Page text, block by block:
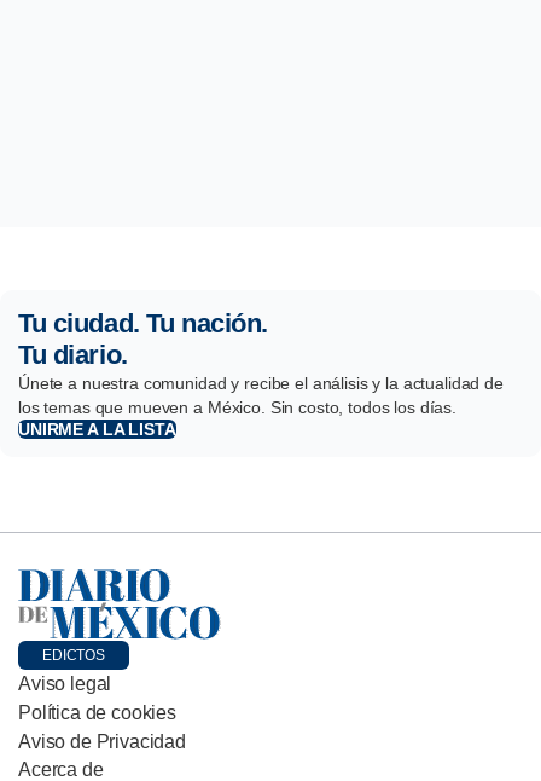
Tu ciudad. Tu nación.
Tu diario.
Únete a nuestra comunidad y recibe el análisis y la actualidad de
los temas que mueven a México. Sin costo, todos los días.
UNIRME A LA LISTA
EDICTOS
Aviso legal
Política de cookies
Aviso de Privacidad
Acerca de